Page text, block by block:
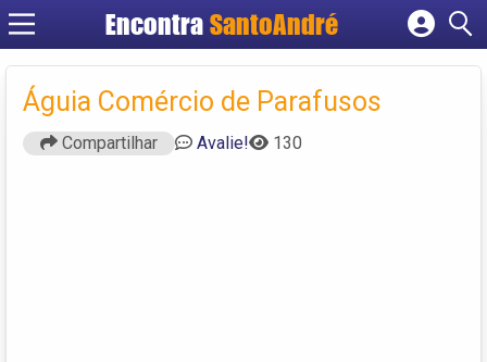
Encontra SantoAndré
Cadastrar empresa
Criar conta
Águia Comércio de Parafusos
Compartilhar Avalie! 130